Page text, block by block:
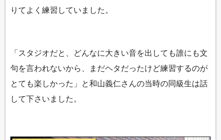
りてよく練習していました。
「スタジオだと、どんなに大きい音を出しても誰にも文
句を言われないから、まだヘタだったけど練習するのが
とても楽しかった」と和山義仁さんの当時の同級生は話
して下さいました。